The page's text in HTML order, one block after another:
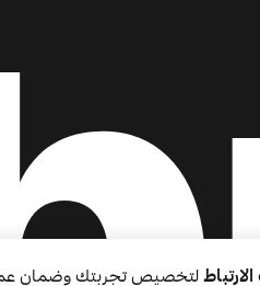
لتخصيص تجربتك وضمان